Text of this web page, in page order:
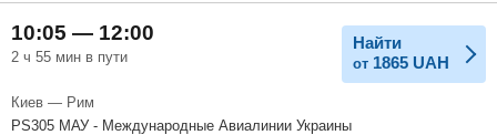
10:05 — 12:00
2 ч 55 мин в пути
Найти
от 1865 UAH
Киев — Рим
PS305 МАУ - Международные Авиалинии Украины